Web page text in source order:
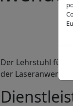
Der Lehrstuhl für
der